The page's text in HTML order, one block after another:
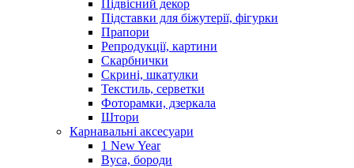
Підвісний декор
Підставки для біжутерії, фігурки
Прапори
Репродукції, картини
Скарбнички
Скрині, шкатулки
Текстиль, серветки
Фоторамки, дзеркала
Штори
Карнавальні аксесуари
1 New Year
Вуса, бороди